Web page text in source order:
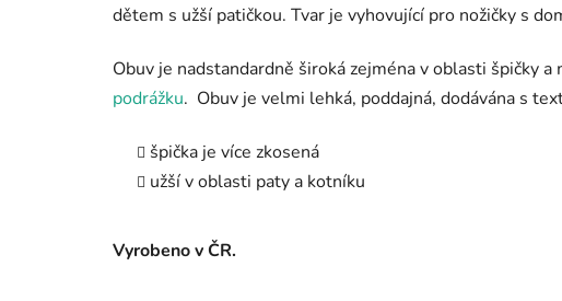
dětem s užší patičkou. Tvar je vyhovující pro nožičky s
Obuv je nadstandardně široká zejména v oblasti špičky a
podrážku. Obuv je velmi lehká, poddajná, dodávána s
špička je více zkosená
užší v oblasti paty a kotníku
Vyrobeno v ČR.